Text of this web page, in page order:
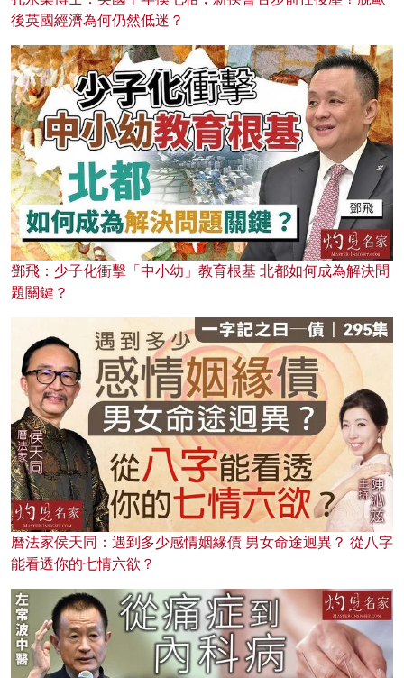
後英國經濟為何仍然低迷？
鄧飛：少子化衝擊「中小幼」教育根基 北都如何成為解決問
題關鍵？
曆法家侯天同：遇到多少感情姻緣債 男女命途迥異？ 從八字
能看透你的七情六欲？